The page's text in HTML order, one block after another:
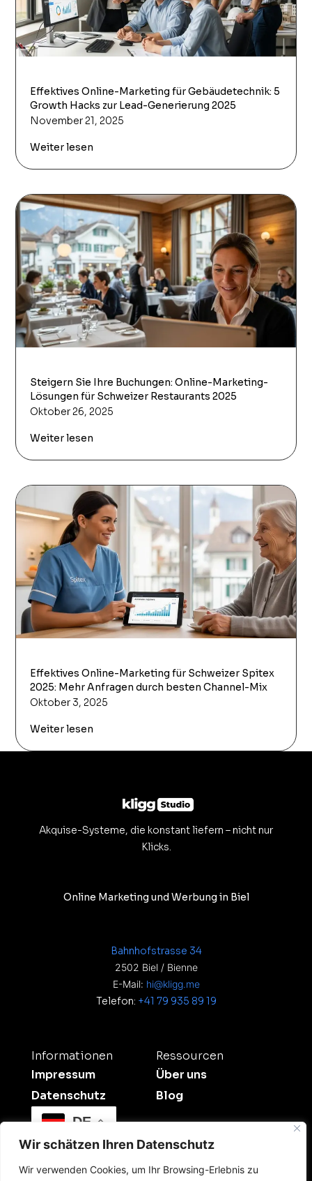
Wir schätzen Ihren Datenschutz
Wir verwenden Cookies, um Ihr Browsing-Erlebnis zu
Effektives Online-Marketing für Gebäudetechnik: 5
Growth Hacks zur Lead-Generierung 2025
November 21, 2025
Weiter lesen
Steigern Sie Ihre Buchungen: Online-Marketing-
Lösungen für Schweizer Restaurants 2025
Oktober 26, 2025
Weiter lesen
Effektives Online-Marketing für Schweizer Spitex
2025: Mehr Anfragen durch besten Channel-Mix
Oktober 3, 2025
Weiter lesen
Akquise-Systeme, die konstant liefern – nicht nur
Klicks.
Online Marketing und Werbung in Biel
Bahnhofstrasse 34
2502 Biel / Bienne
E-Mail: hi@kligg.me
Telefon: +41 79 935 89 19
Informationen
Impressum
Datenschutz
Ressourcen
Über uns
Blog
DE